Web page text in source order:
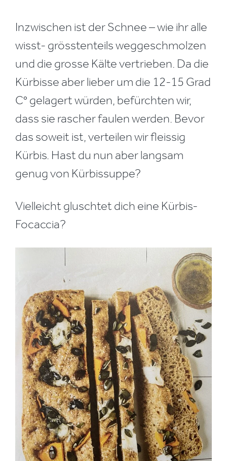
Inzwischen ist der Schnee – wie ihr alle
wisst- grösstenteils weggeschmolzen
und die grosse Kälte vertrieben. Da die
Kürbisse aber lieber um die 12-15 Grad
C° gelagert würden, befürchten wir,
dass sie rascher faulen werden. Bevor
das soweit ist, verteilen wir fleissig
Kürbis. Hast du nun aber langsam
genug von Kürbissuppe?
Vielleicht gluschtet dich eine Kürbis-
Focaccia?